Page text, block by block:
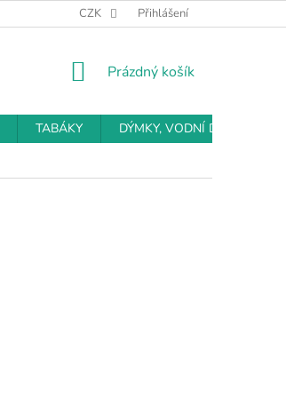
PODMÍNKY OCHRANY OSOBNÍCH ÚDAJŮ
CZK Přihlášení
NÁKUPNÍ
Prázdný košík
TABÁKY
DÝMKY, VODNÍ DÝMKY